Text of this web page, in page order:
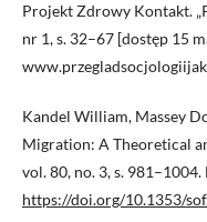
Projekt Zdrowy Kontakt.
nr 1, s. 32–67 [dostęp 15
Kandel William, Massey
Migration: A Theoretical
vol. 80, no. 3, s. 981–1004.
https://doi.org/10.1353/